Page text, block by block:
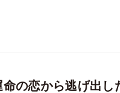
の恋から逃げ出し